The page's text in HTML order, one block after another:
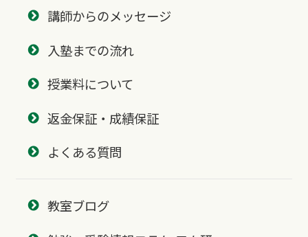
講師からのメッセージ
入塾までの流れ
授業料について
返金保証・成績保証
よくある質問
教室ブログ